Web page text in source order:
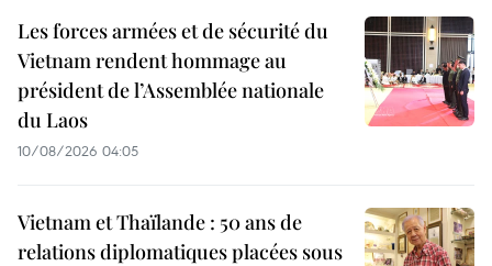
Les forces armées et de sécurité du
Vietnam rendent hommage au
président de l’Assemblée nationale
du Laos
10/08/2026 04:05
Vietnam et Thaïlande : 50 ans de
relations diplomatiques placées sous